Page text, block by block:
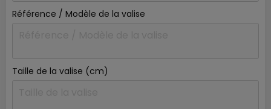
Référence / Modèle de la valise
Taille de la valise (cm)